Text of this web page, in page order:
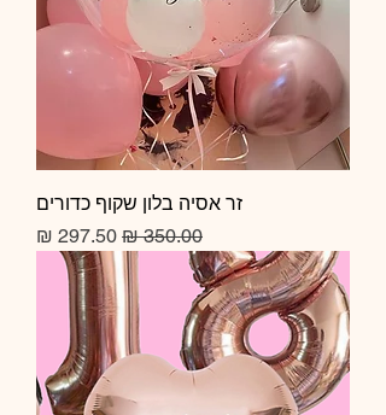
זר אסיה בלון שקוף כדורים
מחיר רגיל מחיר מבצע